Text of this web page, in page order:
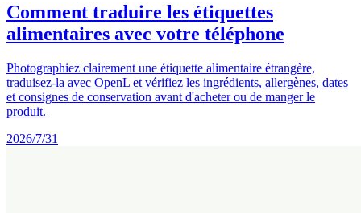
Comment traduire les étiquettes
alimentaires avec votre téléphone
Photographiez clairement une étiquette alimentaire étrangère,
traduisez-la avec OpenL et vérifiez les ingrédients, allergènes, dates
et consignes de conservation avant d'acheter ou de manger le
produit.
2026/7/31